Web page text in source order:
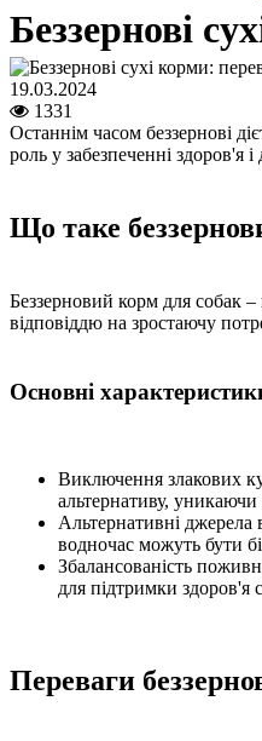
Беззернові
19.03.2024
1331
Останнім часом беззернові
роль у забезпеченні здоров'я
Що таке
Беззерновий корм для собак
відповіддю на зростаючу
Основні
Виключення злакових
альтернативу, уникаючи
Альтернативні джерела
водночас можуть бути
Збалансованість
для підтримки здоров'я
Переваги